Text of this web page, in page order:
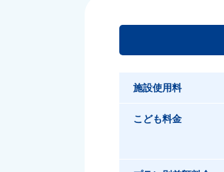
施設使用料
こども料金